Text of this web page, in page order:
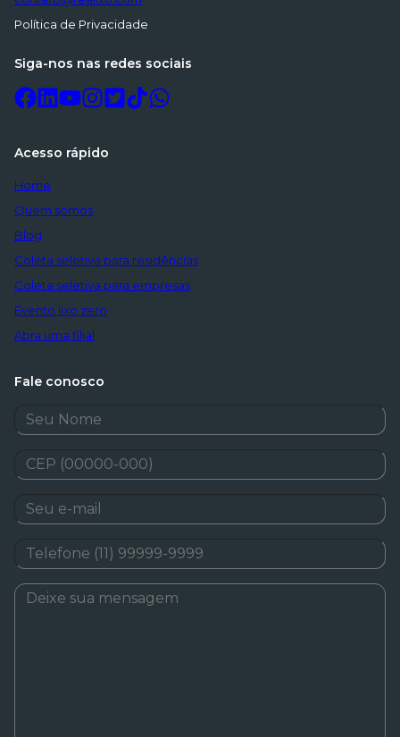
Política de Privacidade
Siga-nos nas redes sociais
Acesso rápido
Home
Quem somos
Blog
Coleta seletiva para residências
Coleta seletiva para empresas
Evento lixo zero
Abra uma filial
Fale conosco